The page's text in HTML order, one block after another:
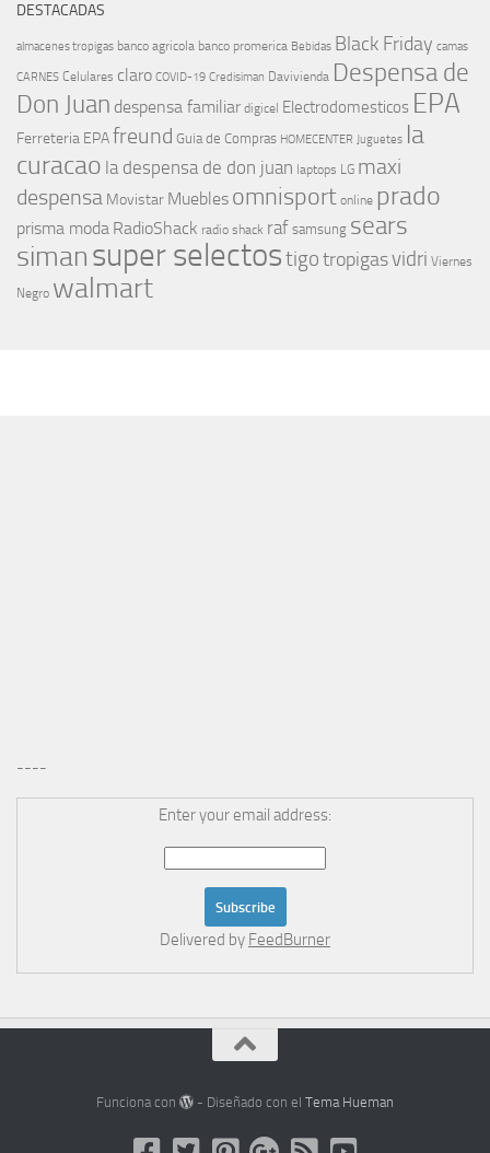
DESTACADAS
almacenes tropigas banco agricola banco promerica Bebidas Black Friday camas
CARNES Celulares claro COVID-19 Credisiman Davivienda Despensa de
Don Juan despensa familiar digicel Electrodomesticos EPA
Ferreteria EPAfreund Guia de Compras HOMECENTER Juguetes la
curacao la despensa de don juan laptops LG maxi
despensa Movistar Muebles omnisport online prado
prisma moda RadioShack radio shack raf samsung sears
simansuper selectostigotropigasvidri Viernes
Negro walmart
----
Enter your email address:
Delivered by FeedBurner
Funciona con - Diseñado con elTema Hueman